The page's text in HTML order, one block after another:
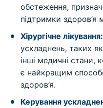
обстеження,
підтримки здоров’я
Хірургічне лікування:
ускладнень, таких
інші медичні стани,
є найкращим
здоров’я.
Керування